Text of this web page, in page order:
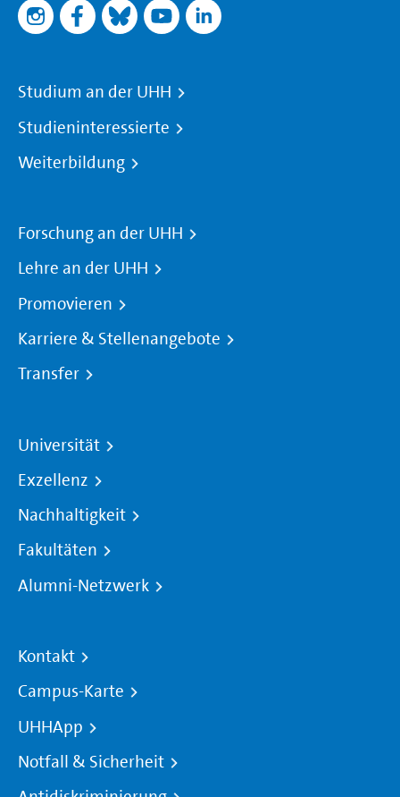
Studium an der UHH
Studieninteressierte
Weiterbildung
Forschung an der UHH
Lehre an der UHH
Promovieren
Karriere & Stellenangebote
Transfer
Universität
Exzellenz
Nachhaltigkeit
Fakultäten
Alumni-Netzwerk
Kontakt
Campus-Karte
UHHApp
Notfall & Sicherheit